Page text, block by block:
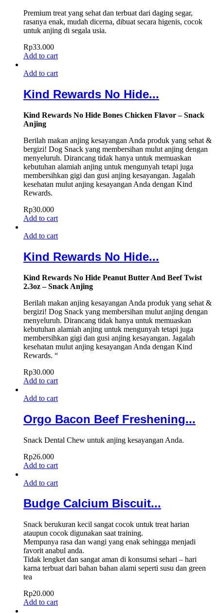
Premium treat yang sehat dan terbuat dari daging segar,
rasanya enak, mudah dicerna, dibuat secara higenis, cocok
untuk anjing di segala usia.
Rp33.000
Add to cart
Add to cart
Kind Rewards No Hide...
Kind Rewards No Hide Bones Chicken Flavor – Snack
Anjing
Berilah makan anjing kesayangan Anda produk yang sehat &
bergizi! Dog Snack yang membersihan mulut anjing dengan
menyeluruh. Dirancang tidak hanya untuk memuaskan
kebutuhan alamiah anjing untuk mengunyah tetapi juga
membersihkan gigi dan gusi anjing kesayangan. Jagalah
kesehatan mulut anjing kesayangan Anda dengan Kind
Rewards.
Rp30.000
Add to cart
Add to cart
Kind Rewards No Hide...
Kind Rewards No Hide Peanut Butter And Beef Twist
2.3oz – Snack Anjing
Berilah makan anjing kesayangan Anda produk yang sehat &
bergizi! Dog Snack yang membersihan mulut anjing dengan
menyeluruh. Dirancang tidak hanya untuk memuaskan
kebutuhan alamiah anjing untuk mengunyah tetapi juga
membersihkan gigi dan gusi anjing kesayangan. Jagalah
kesehatan mulut anjing kesayangan Anda dengan Kind
Rewards. “
Rp30.000
Add to cart
Add to cart
Orgo Bacon Beef Freshening...
Snack Dental Chew untuk anjing kesayangan Anda.
Rp26.000
Add to cart
Add to cart
Budge Calcium Biscuit...
Snack berukuran kecil sangat cocok untuk treat harian
ataupun cocok digunakan saat training.
Mempunya rasa dan wangi yang enak sehingga menjadi
favorit anabul anda.
Tidak lengket dan sangat aman di konsumsi sehari – hari
karna terbuat dari bahan bahan alami seperti susu dan green
tea
Rp20.000
Add to cart